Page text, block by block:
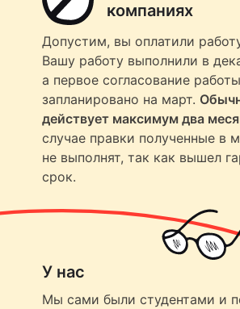
компаниях
Допустим, вы оплатили
Вашу работу выполнили в
а первое согласование
запланировано на март.
действует максимум два
случае правки полученные в
не выполнят, так как вышел
срок.
У нас
Мы сами были студентами и